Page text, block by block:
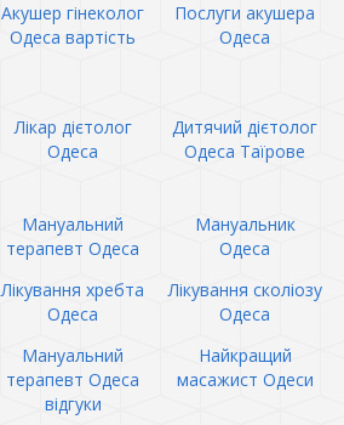
Акушер гінеколог
Одеса вартість
Послуги акушера
Одеса
Лікар дієтолог
Одеса
Дитячий дієтолог
Одеса Таїрове
Мануальний
терапевт Одеса
Мануальник
Одеса
Лікування хребта
Одеса
Лікування сколіозу
Одеса
Мануальний
терапевт Одеса
відгуки
Найкращий
масажист Одеси